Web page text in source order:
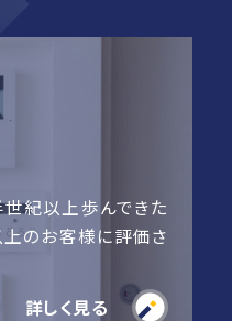
紀以上歩んできた
のお客様に評価さ
詳しく見る